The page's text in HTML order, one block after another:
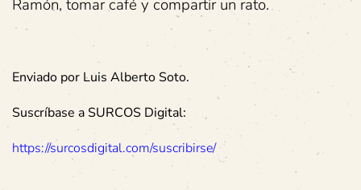
Ramón, tomar café y compartir un rato.
Enviado por Luis Alberto Soto.
Suscríbase a SURCOS Digital:
https://surcosdigital.com/suscribirse/